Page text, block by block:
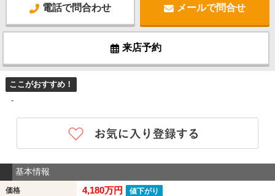
電話で問合わせ メールで問合せ
来店予約
ここがおすすめ！
-
基本情報
価格 4,180万円 値下がり